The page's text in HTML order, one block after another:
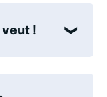
veut !